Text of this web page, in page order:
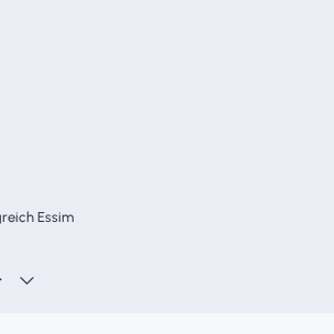
Essim